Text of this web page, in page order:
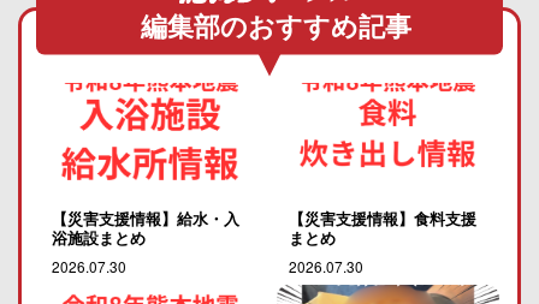
編集部のおすすめ記事
【災害支援情報】給水・入
浴施設まとめ
2026.07.30
【災害支援情報】食料支援
まとめ
2026.07.30